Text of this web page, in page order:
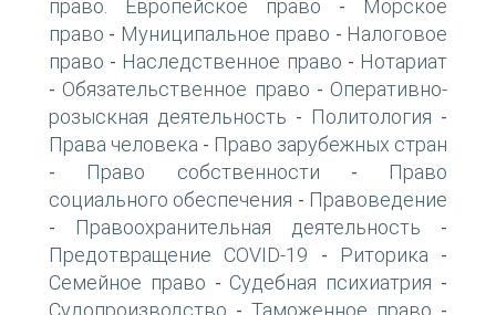
право. Европейское право -
Морское
право - Муниципальное право - Налоговое
право - Наследственное право - Нотариат
- Обязательственное право - Оперативно-
розыскная деятельность - Политология -
Права человека - Право зарубежных стран
- Право собственности -
Право
социального обеспечения - Правоведение
- Правоохранительная деятельность -
Предотвращение COVID-19 - Риторика -
Семейное право - Судебная психиатрия -
Судопроизводство Таможенное право